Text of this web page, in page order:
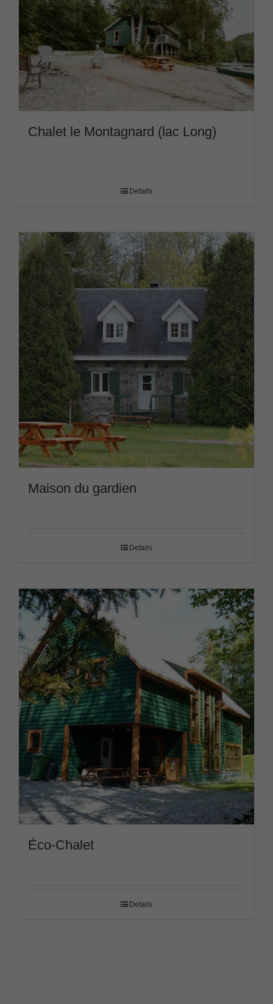
Chalet le Montagnard (lac Long)
Details
Maison du gardien
Details
Éco-Chalet
Details